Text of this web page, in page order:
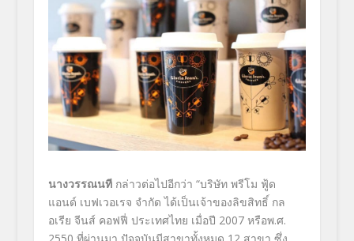
นางวรรณนที กล่าวต่อไปอีกว่า “บริษัท พรีโม ฟู้ด
แอนด์ เบฟเวอเรจ จำกัด ได้เป็นเจ้าของลิขสิทธิ์ กล
อเรีย จีนส์ คอฟฟี่ ประเทศไทย เมื่อปี 2007 หรือพ.ศ.